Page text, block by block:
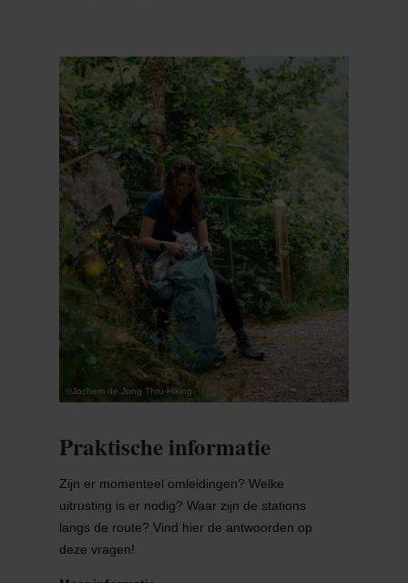
©Jochem de Jong Thru-Hiking
Praktische informatie
Zijn er momenteel omleidingen? Welke
uitrusting is er nodig? Waar zijn de stations
langs de route? Vind hier de antwoorden op
deze vragen!